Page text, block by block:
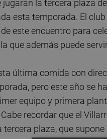
la tercera plaza
esta temporada. El
este encuentro para
que además puede
última comida con
pero este año se
equipo y primera
recordar que el
tercera plaza, que